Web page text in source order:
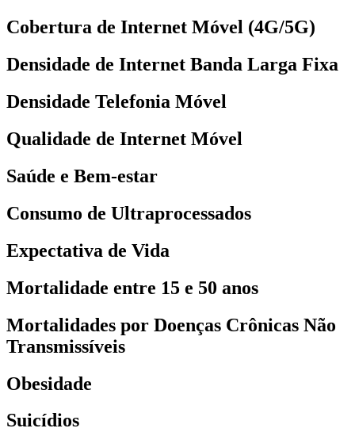
Cobertura de Internet Móvel (4G/5G)
Densidade de Internet Banda Larga Fixa
Densidade Telefonia Móvel
Qualidade de Internet Móvel
Saúde e Bem-estar
Consumo de Ultraprocessados
Expectativa de Vida
Mortalidade entre 15 e 50 anos
Mortalidades por Doenças Crônicas Não
Transmissíveis
Obesidade
Suicídios